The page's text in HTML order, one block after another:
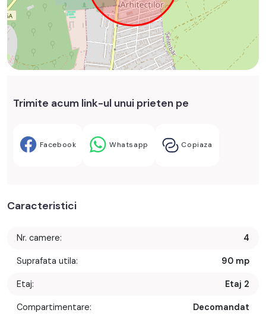
Trimite acum link-ul unui prieten pe
Facebook Whatsapp Copiaza
Caracteristici
Nr. camere: 4
Suprafata utila: 90 mp
Etaj: Etaj 2
Compartimentare: Decomandat